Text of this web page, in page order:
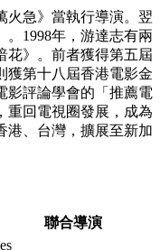
火急》當執行導演。翌
1998年，游達志有兩
花》。前者獲得第五屆
獲第十八屆香港電影金
影評論學會的「推薦電
重回電視圈發展，成為
港、台灣，擴展至新加
聯合導演